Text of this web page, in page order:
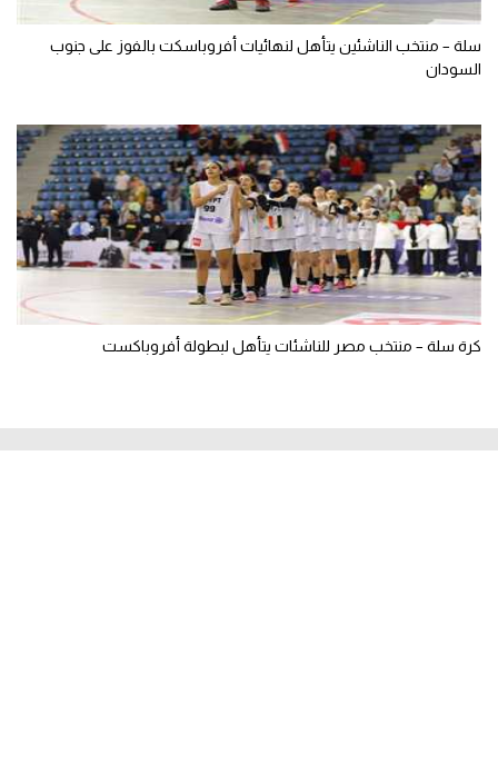
سلة – منتخب الناشئين يتأهل لنهائيات أفروباسكت بالفوز على جنوب
السودان
كرة سلة – منتخب مصر للناشئات يتأهل لبطولة أفروباكست